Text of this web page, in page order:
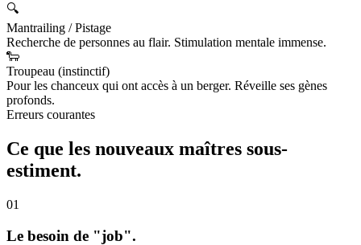
🔍
Mantrailing / Pistage
Recherche de personnes au flair. Stimulation mentale immense.
🐑
Troupeau (instinctif)
Pour les chanceux qui ont accès à un berger. Réveille ses gènes
profonds.
Erreurs courantes
Ce que les nouveaux maîtres sous-
estiment.
01
Le besoin de "job".